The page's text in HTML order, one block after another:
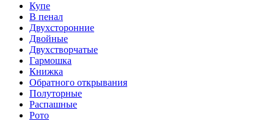
Купе
В пенал
Двухсторонние
Двойные
Двухстворчатые
Гармошка
Книжка
Обратного открывания
Полуторные
Распашные
Рото